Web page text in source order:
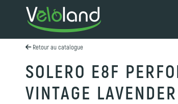
Retour au catalogue
SOLERO E8F
VINTAGE